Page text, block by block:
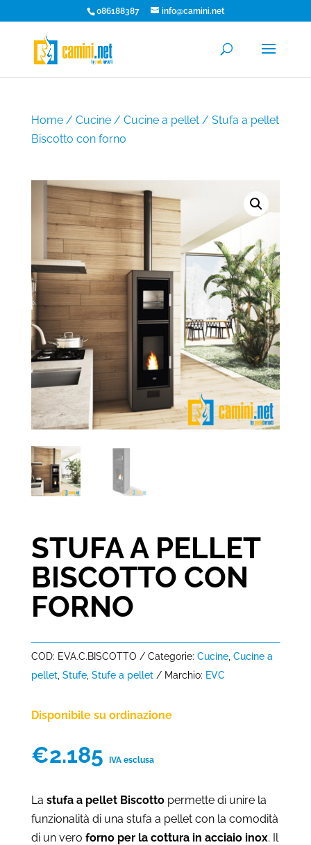
086188387 info@camini.net
Home/ Cucine/ Cucine a pellet/ Stufa a pellet
Biscotto con forno
STUFA A PELLET
BISCOTTO CON
FORNO
COD: EVA.C.BISCOTTO Categorie: Cucine, Cucine a
pellet, Stufe, Stufe a pellet Marchio: EVC
Disponibile su ordinazione
€2.185 IVA esclusa
La stufa a pellet Biscottopermette di unire la
funzionalità di una stufa a pellet con la comodità
di un vero forno per la cottura in acciaio inox. Il